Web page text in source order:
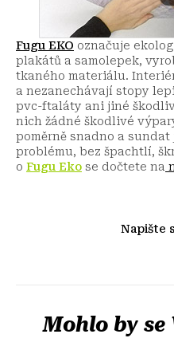
Fugu EKO označuje
plakátů a samolepek,
tkaného materiálu.
a nezanechávají stopy
pvc-ftaláty ani jiné
nich žádné škodlivé
poměrně snadno a sundat
problému, bez špachtlí,
o Fugu Eko se dočtete na
Napište